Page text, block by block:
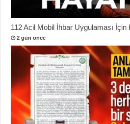
112 Acil Mobil İhbar Uygulaması İçin
2 gün önce